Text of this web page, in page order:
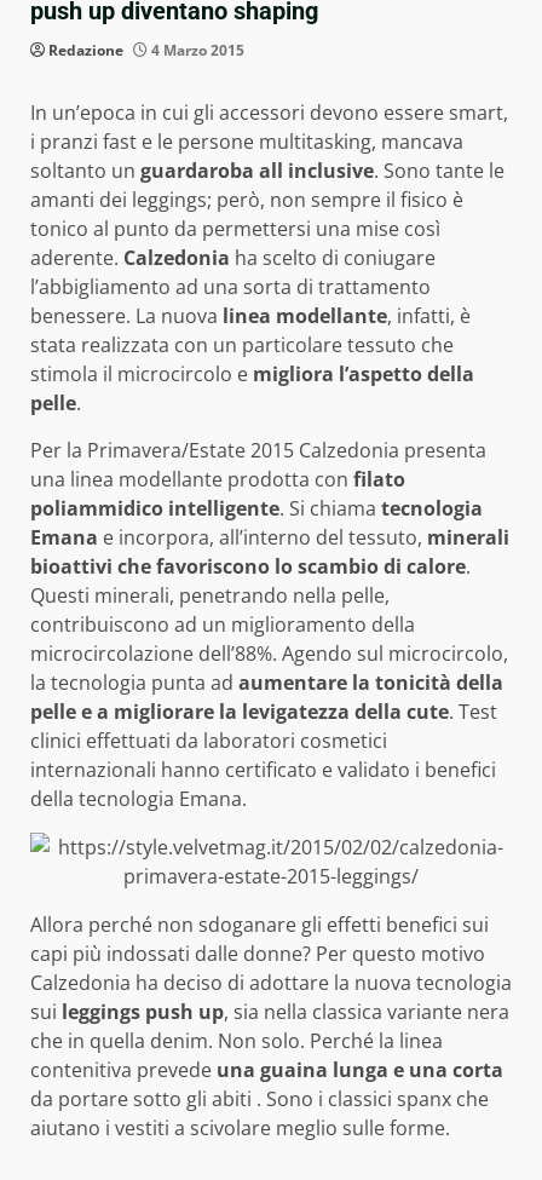
push up diventano shaping
Redazione 4 Marzo 2015
In un’epoca in cui gli accessori devono essere smart,
i pranzi fast e le persone multitasking, mancava
soltanto un guardaroba all inclusive. Sono tante le
amanti dei leggings; però, non sempre il fisico è
tonico al punto da permettersi una mise così
aderente. Calzedonia ha scelto di coniugare
l’abbigliamento ad una sorta di trattamento
benessere. La nuova linea modellante, infatti, è
stata realizzata con un particolare tessuto che
stimola il microcircolo e migliora l’aspetto della
pelle.
Per la Primavera/Estate 2015 Calzedonia presenta
una linea modellante prodotta con filato
poliammidico intelligente. Si chiama tecnologia
Emana e incorpora, all’interno del tessuto, minerali
bioattivi che favoriscono lo scambio di calore.
Questi minerali, penetrando nella pelle,
contribuiscono ad un miglioramento della
microcircolazione dell’88%. Agendo sul microcircolo,
la tecnologia punta ad aumentare la tonicità della
pelle e a migliorare la levigatezza della cute. Test
clinici effettuati da laboratori cosmetici
internazionali hanno certificato e validato i benefici
della tecnologia Emana.
Allora perché non sdoganare gli effetti benefici sui
capi più indossati dalle donne? Per questo motivo
Calzedonia ha deciso di adottare la nuova tecnologia
sui leggings push up, sia nella classica variante nera
che in quella denim. Non solo. Perché la linea
contenitiva prevede una guaina lunga e una corta
da portare sotto gli abiti . Sono i classici spanx che
aiutano i vestiti a scivolare meglio sulle forme.